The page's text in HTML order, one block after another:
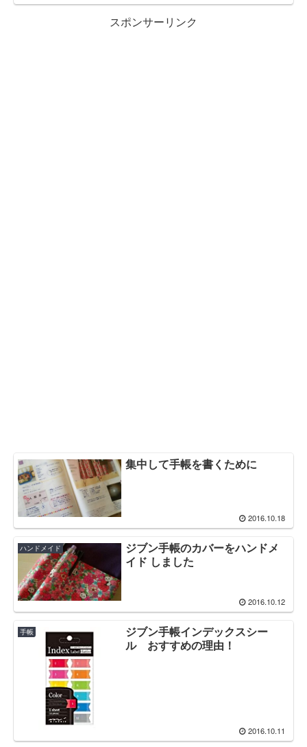
スポンサーリンク
集中して手帳を書くために
2016.10.18
ハンドメイド
ジブン手帳のカバーをハンドメ
イド しました
2016.10.12
手帳
ジブン手帳インデックスシー
ル おすすめの理由！
2016.10.11